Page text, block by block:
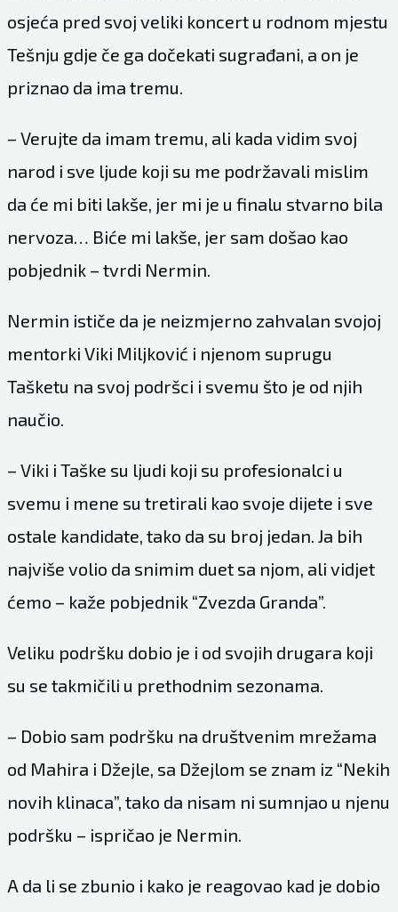
osjeća pred svoj veliki koncert u rodnom mjestu
Tešnju gdje če ga dočekati sugrađani, a on je
priznao da ima tremu.
– Verujte da imam tremu, ali kada vidim svoj
narod i sve ljude koji su me podržavali mislim
da će mi biti lakše, jer mi je u finalu stvarno bila
nervoza… Biće mi lakše, jer sam došao kao
pobjednik – tvrdi Nermin.
Nermin ističe da je neizmjerno zahvalan svojoj
mentorki Viki Miljković i njenom suprugu
Tašketu na svoj podršci i svemu što je od njih
naučio.
– Viki i Taške su ljudi koji su profesionalci u
svemu i mene su tretirali kao svoje dijete i sve
ostale kandidate, tako da su broj jedan. Ja bih
najviše volio da snimim duet sa njom, ali vidjet
ćemo – kaže pobjednik “Zvezda Granda”.
Veliku podršku dobio je i od svojih drugara koji
su se takmičili u prethodnim sezonama.
– Dobio sam podršku na društvenim mrežama
od Mahira i Džejle, sa Džejlom se znam iz “Nekih
novih klinaca”, tako da nisam ni sumnjao u njenu
podršku – ispričao je Nermin.
A da li se zbunio i kako je reagovao kad je dobio